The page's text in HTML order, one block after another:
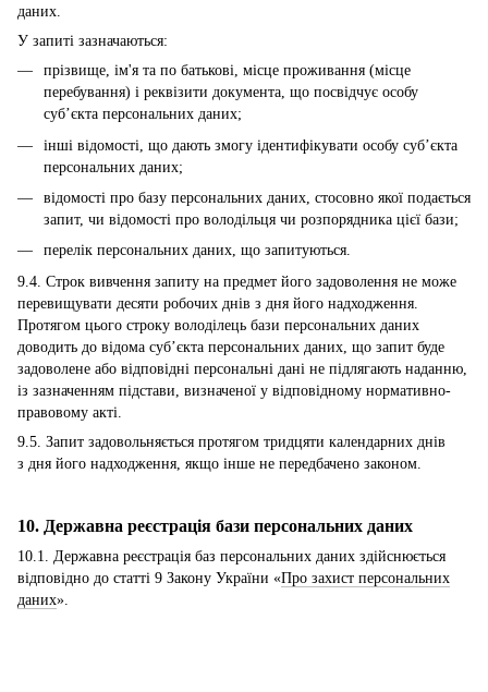
даних.
У запиті зазначаються:
прізвище, ім'я та по батькові, місце проживання (місце
перебування) і реквізити документа, що посвідчує особу
суб’єкта персональних даних;
інші відомості, що дають змогу ідентифікувати особу суб’єкта
персональних даних;
відомості про базу персональних даних, стосовно якої подається
запит, чи відомості про володільця чи розпорядника цієї бази;
перелік персональних даних, що запитуються.
9.4. Строк вивчення запиту на предмет його задоволення не може
перевищувати десяти робочих днів з дня його надходження.
Протягом цього строку володілець бази персональних даних
доводить до відома суб’єкта персональних даних, що запит буде
задоволене або відповідні персональні дані не підлягають наданню,
із зазначенням підстави, визначеної у відповідному нормативно-
правовому акті.
9.5. Запит задовольняється протягом тридцяти календарних днів
з дня його надходження, якщо інше не передбачено законом.
10. Державна реєстрація бази персональних даних
10.1. Державна реєстрація баз персональних даних здійснюється
відповідно до статті 9 Закону України «Про захист персональних
даних».